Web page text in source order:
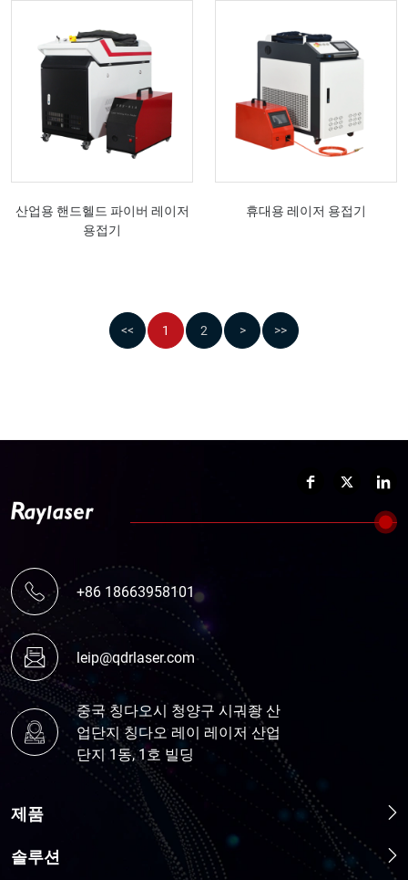
산업용 핸드헬드 파이버 레이저
용접기
휴대용 레이저 용접기
<< 1 2 > >>
+86 18663958101
leip@qdrlaser.com
중국 칭다오시 청양구 시궈좡 산
업단지 칭다오 레이 레이저 산업
단지 1동, 1호 빌딩
제품
솔루션